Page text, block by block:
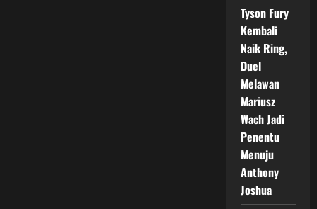
Tyson Fury
Kembali
Naik Ring,
Duel
Melawan
Mariusz
Wach Jadi
Penentu
Menuju
Anthony
Joshua